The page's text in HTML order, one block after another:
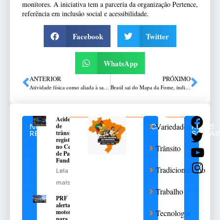
monitores. A iniciativa tem a parceria da organização Pertence,
referência em inclusão social e acessibilidade.
Facebook Twitter
WhatsApp
ANTERIOR
Atividade física como aliada à saúde mental
PRÓXIMO
Brasil sai do Mapa da Fome, indica relatório da ONU
NOTÍCIAS
RELACIONADAS
Acidente
de
trânsito
registrado
no Centro
de Passo
Fundo
Leia
mais
PRF
alerta
motoristas
CATEGORIAS
Variedades
Trânsito
Tradicionalismo
Trabalho
Tecnologia
REDES